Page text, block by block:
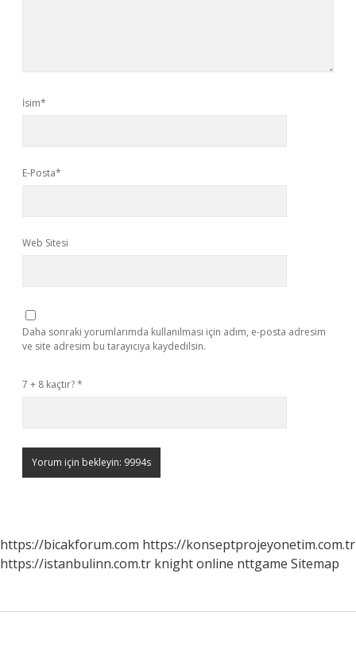
İsim*
E-Posta*
Web Sitesi
Daha sonraki yorumlarımda kullanılması için adım, e-posta adresim
ve site adresim bu tarayıcıya kaydedilsin.
7 + 8 kaçtır?*
https://bicakforum.com https://konseptprojeyonetim.com.tr
https://istanbulinn.com.tr knight online nttgame Sitemap